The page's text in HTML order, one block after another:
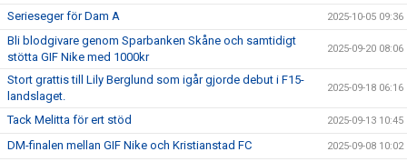
Serieseger för Dam A 2025-10-05 09:36
Bli blodgivare genom Sparbanken Skåne och samtidigt
stötta GIF Nike med 1000kr
2025-09-20 08:06
Stort grattis till Lily Berglund som igår gjorde debut i F15-
landslaget.
2025-09-18 06:16
Tack Melitta för ert stöd 2025-09-13 10:45
DM-finalen mellan GIF Nike och Kristianstad FC 2025-09-08 10:02